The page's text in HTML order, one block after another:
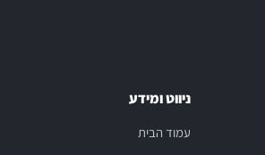
ניווט ומידע
עמוד הבית